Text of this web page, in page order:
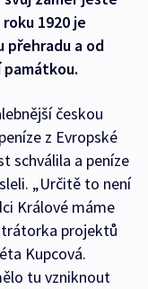
1920 je
přehradu a od
českou
z Evropské
schválila a peníze
„Určitě to není
Králové máme
projektů
Kupcová.
tu vzniknout